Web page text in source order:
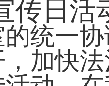
传日活
的统一
加快